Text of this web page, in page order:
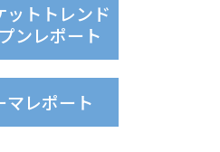
ットトレンド
ンレポート
マレポート